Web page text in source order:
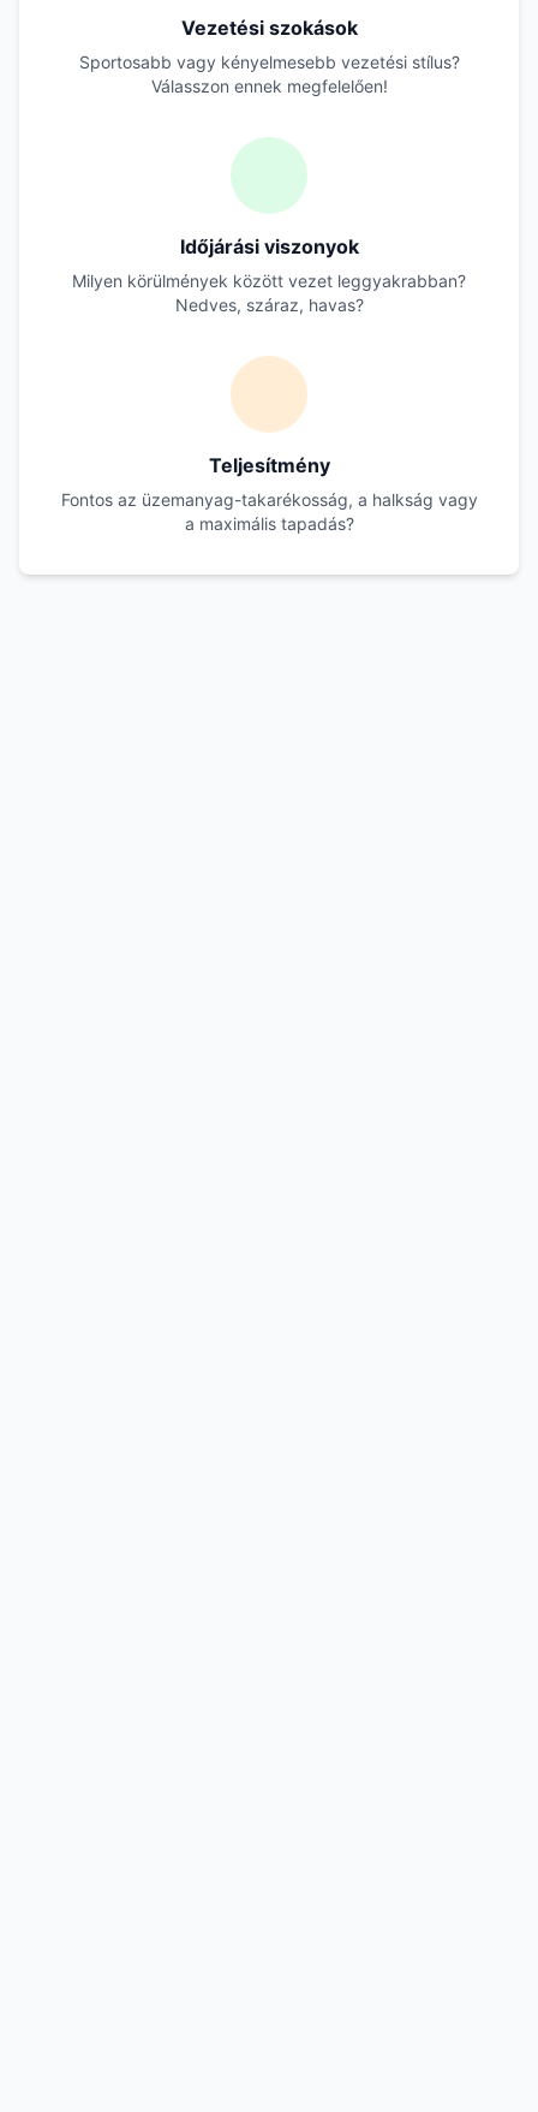
Vezetési szokások
Sportosabb vagy kényelmesebb vezetési stílus?
Válasszon ennek megfelelően!
Időjárási viszonyok
Milyen körülmények között vezet leggyakrabban?
Nedves, száraz, havas?
Teljesítmény
Fontos az üzemanyag-takarékosság, a halkság vagy
a maximális tapadás?